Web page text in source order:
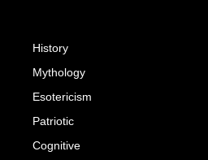
History
Mythology
Esotericism
Patriotic
Cognitive